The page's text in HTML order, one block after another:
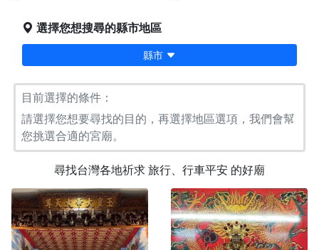
選擇您想搜尋的縣市地區
縣市
目前選擇的條件：
請選擇您想要尋找的目的，再選擇地區選項，我們會幫
您挑選合適的宮廟。
尋找台灣各地祈求旅行、行車平安 的好廟